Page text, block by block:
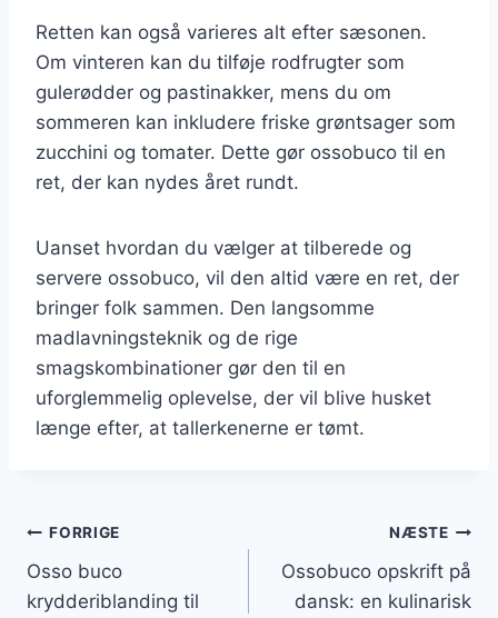
Retten kan også varieres alt efter sæsonen.
Om vinteren kan du tilføje rodfrugter som
gulerødder og pastinakker, mens du om
sommeren kan inkludere friske grøntsager som
zucchini og tomater. Dette gør ossobuco til en
ret, der kan nydes året rundt.
Uanset hvordan du vælger at tilberede og
servere ossobuco, vil den altid være en ret, der
bringer folk sammen. Den langsomme
madlavningsteknik og de rige
smagskombinationer gør den til en
uforglemmelig oplevelse, der vil blive husket
længe efter, at tallerkenerne er tømt.
Indlægsnavigation
FORRIGE
Osso buco
krydderiblanding til
NÆSTE
Ossobuco opskrift på
dansk: en kulinarisk